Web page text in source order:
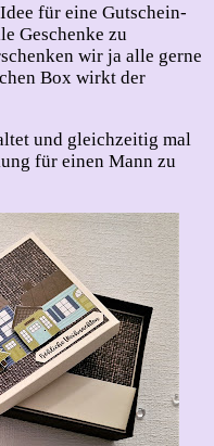
für eine Gutschein-
Geschenke zu
wir ja alle gerne
Box wirkt der
und gleichzeitig mal
für einen Mann zu